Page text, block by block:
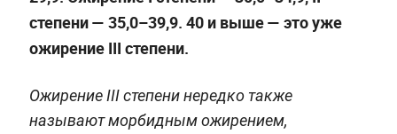
степени — 35,0–39,9. 40 и выше — это уже
ожирение III степени.
Ожирение III степени нередко также
называют морбидным ожирением,